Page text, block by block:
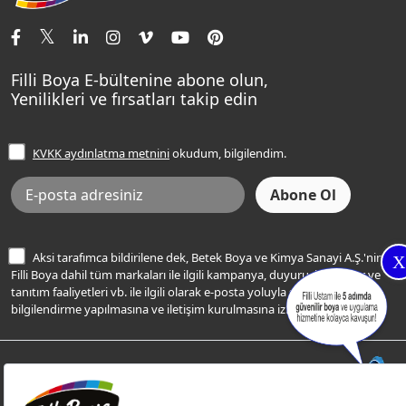
X
Tavan Boyaları
Ev Bakım ve Hobi Boyaları
Yatak Odası Renkleri
Sentomaxx Sentetik Boya
Sentomaxx İpeksi Mat
Momento Life
Şampanya Rengi
Açık Mavi Rengi
Frezya Rengi
İletişim Bilgilerimiz
Renk Danışma
Filli Ustam
Sıkça Sorulan Sorular
Ücretsiz Yalıtım Keşif Hizmeti
Bilgi Toplumu Hizmetleri
İnternet Sitesi Kullanım Koşulları
KVKK Talep Formu
KVKK Aydınlatma Metni
Filli Boya E-bültenine abone olun,
Yenilikleri ve fırsatları takip edin
KVKK aydınlatma metniniokudum, bilgilendim.
Aksi tarafımca bildirilene dek, Betek Boya ve Kimya Sanayi A.Ş.'nin
Filli Boya dahil tüm markaları ile ilgili kampanya, duyuru, hizmetler ve
tanıtım faaliyetleri vb. ile ilgili olarak e-posta yoluyla şahsıma
bilgilendirme yapılmasına ve iletişim kurulmasına izin veriyorum.